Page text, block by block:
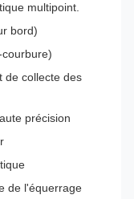
multipoint.
bord)
de collecte des
précision
de l'équerrage